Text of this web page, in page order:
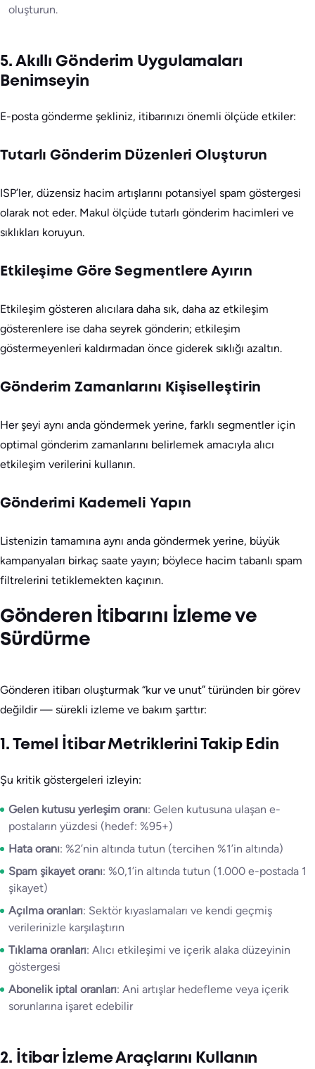
oluşturun.
5. Akıllı Gönderim Uygulamaları
Benimseyin
E-posta gönderme şekliniz, itibarınızı önemli ölçüde etkiler:
Tutarlı Gönderim Düzenleri Oluşturun
ISP’ler, düzensiz hacim artışlarını potansiyel spam göstergesi
olarak not eder. Makul ölçüde tutarlı gönderim hacimleri ve
sıklıkları koruyun.
Etkileşime Göre Segmentlere Ayırın
Etkileşim gösteren alıcılara daha sık, daha az etkileşim
gösterenlere ise daha seyrek gönderin; etkileşim
göstermeyenleri kaldırmadan önce giderek sıklığı azaltın.
Gönderim Zamanlarını Kişiselleştirin
Her şeyi aynı anda göndermek yerine, farklı segmentler için
optimal gönderim zamanlarını belirlemek amacıyla alıcı
etkileşim verilerini kullanın.
Gönderimi Kademeli Yapın
Listenizin tamamına aynı anda göndermek yerine, büyük
kampanyaları birkaç saate yayın; böylece hacim tabanlı spam
filtrelerini tetiklemekten kaçının.
Gönderen İtibarını İzleme ve
Sürdürme
Gönderen itibarı oluşturmak “kur ve unut” türünden bir görev
değildir — sürekli izleme ve bakım şarttır:
1. Temel İtibar Metriklerini Takip Edin
Şu kritik göstergeleri izleyin:
Gelen kutusu yerleşim oranı: Gelen kutusuna ulaşan e-
postaların yüzdesi (hedef: %95+)
Hata oranı: %2’nin altında tutun (tercihen %1’in altında)
Spam şikayet oranı: %0,1’in altında tutun (1.000 e-postada 1
şikayet)
Açılma oranları: Sektör kıyaslamaları ve kendi geçmiş
verilerinizle karşılaştırın
Tıklama oranları: Alıcı etkileşimi ve içerik alaka düzeyinin
göstergesi
Abonelik iptal oranları: Ani artışlar hedefleme veya içerik
sorunlarına işaret edebilir
2. İtibar İzleme Araçlarını Kullanın